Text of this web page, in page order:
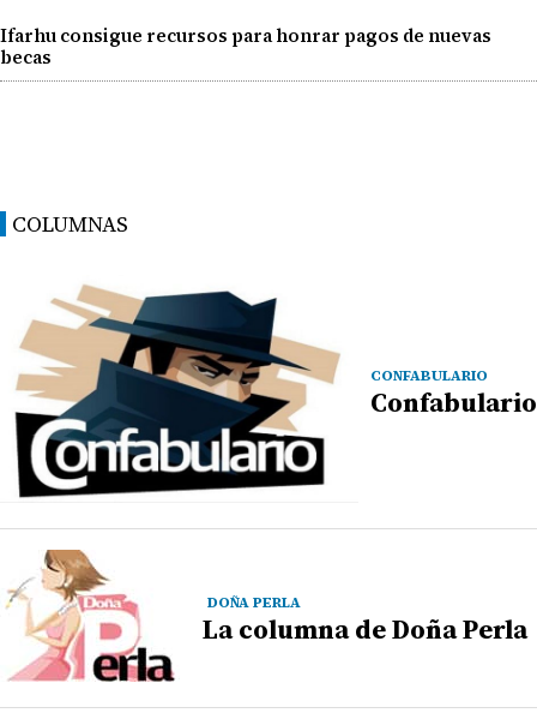
Ifarhu consigue recursos para honrar pagos de nuevas
becas
COLUMNAS
CONFABULARIO
Confabulario
DOÑA PERLA
La columna de Doña Perla